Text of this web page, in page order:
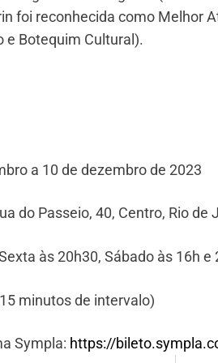
foi reconhecida como Melhor
e Botequim Cultural).
a 10 de dezembro de 2023
do Passeio, 40, Centro, Rio de
às 20h30, Sábado às 16h e
minutos de intervalo)
Sympla: https://